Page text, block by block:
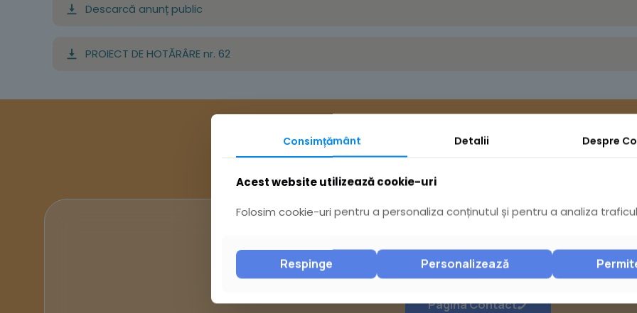
Descarcă anunț public
PROIECT DE HOTĂRÂRE nr. 62
Ai întrebări?
Pagina Contact
Consimțământ Detalii Despre
Acest website utilizează cookie-uri
Folosim cookie-uri pentru a personaliza conținutul și pentru a analiza
Respinge Personalizează